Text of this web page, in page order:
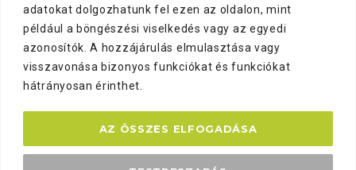
adatokat dolgozhatunk fel ezen az oldalon, mint
például a böngészési viselkedés vagy az egyedi
azonosítók. A hozzájárulás elmulasztása vagy
visszavonása bizonyos funkciókat és funkciókat
hátrányosan érinthet.
AZ ÖSSZES ELFOGADÁSA